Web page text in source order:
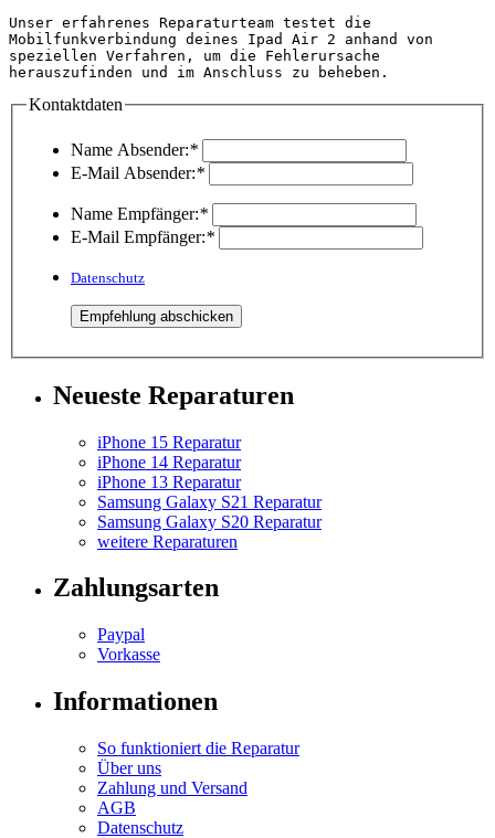
Unser erfahrenes Reparaturteam testet die
Mobilfunkverbindung deines Ipad Air 2 anhand von
speziellen Verfahren, um die Fehlerursache
Kontaktdaten
Name Absender:*
E-Mail Absender:*
Name Empfänger:*
E-Mail Empfänger:*
Datenschutz
Neueste Reparaturen
iPhone 15 Reparatur
iPhone 14 Reparatur
iPhone 13 Reparatur
Samsung Galaxy S21 Reparatur
Samsung Galaxy S20 Reparatur
weitere Reparaturen
Zahlungsarten
Paypal
Vorkasse
Informationen
So funktioniert die Reparatur
Über uns
Zahlung und Versand
AGB
Datenschutz